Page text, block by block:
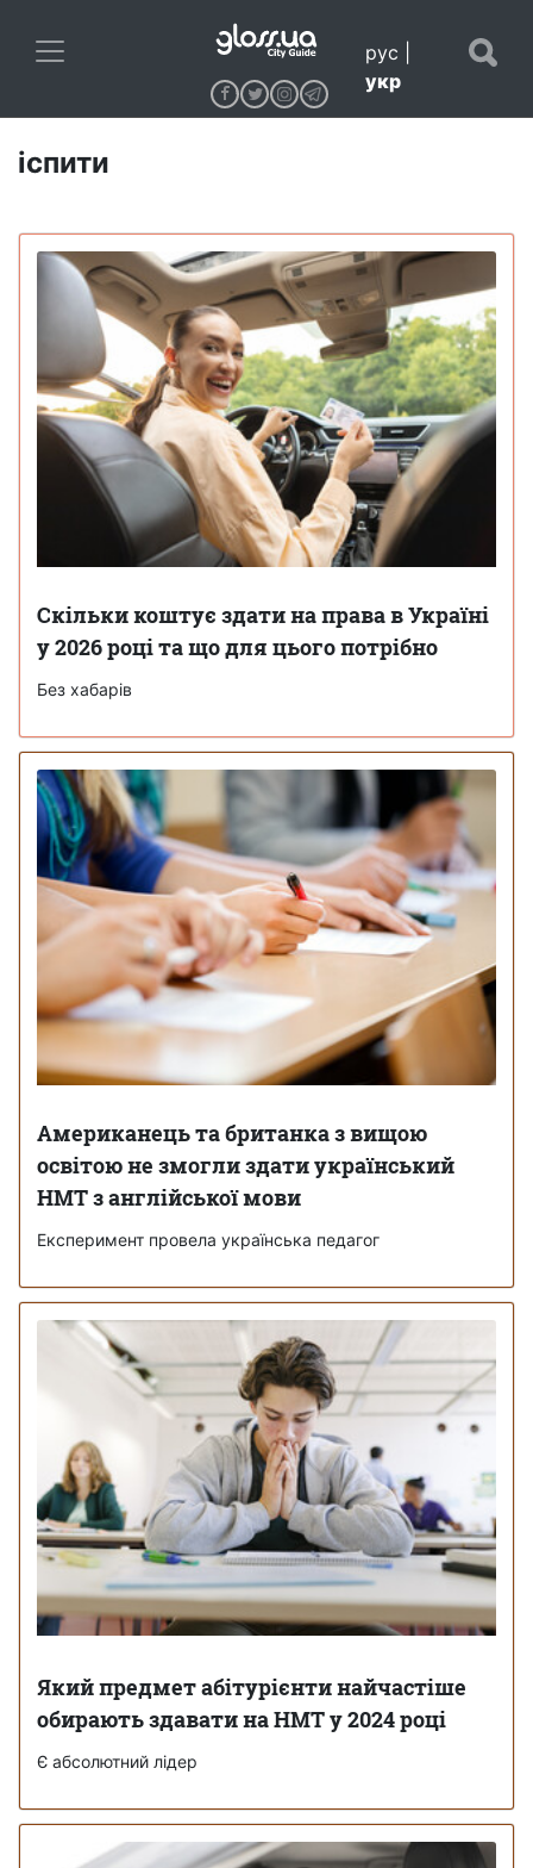
рус
укр
іспити
Скільки коштує здати на права в Україні
у 2026 році та що для цього потрібно
Без хабарів
Американець та британка з вищою
освітою не змогли здати український
НМТ з англійської мови
Експеримент провела українська педагог
Який предмет абітурієнти найчастіше
обирають здавати на НМТ у 2024 році
Є абсолютний лідер